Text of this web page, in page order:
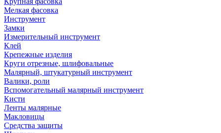
Мелкая фасовка
Инструмент
Замки
Измерительный инструмент
Клей
Крепежные изделия
Круги отрезные, шлифовальные
Малярный, штукатурный инструмент
Валики, роли
Вспомогательный малярный инструмент
Кисти
Ленты малярные
Макловицы
Средства защиты